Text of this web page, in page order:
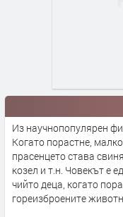
Из научнопопулярен
Когато порастне,
прасенцето става
козел и т.н. Човекът е
чийто деца, когато
гореизброените